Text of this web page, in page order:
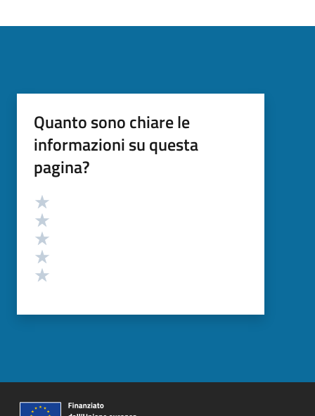
Quanto sono chiare le
informazioni su questa
pagina?
Valutazione